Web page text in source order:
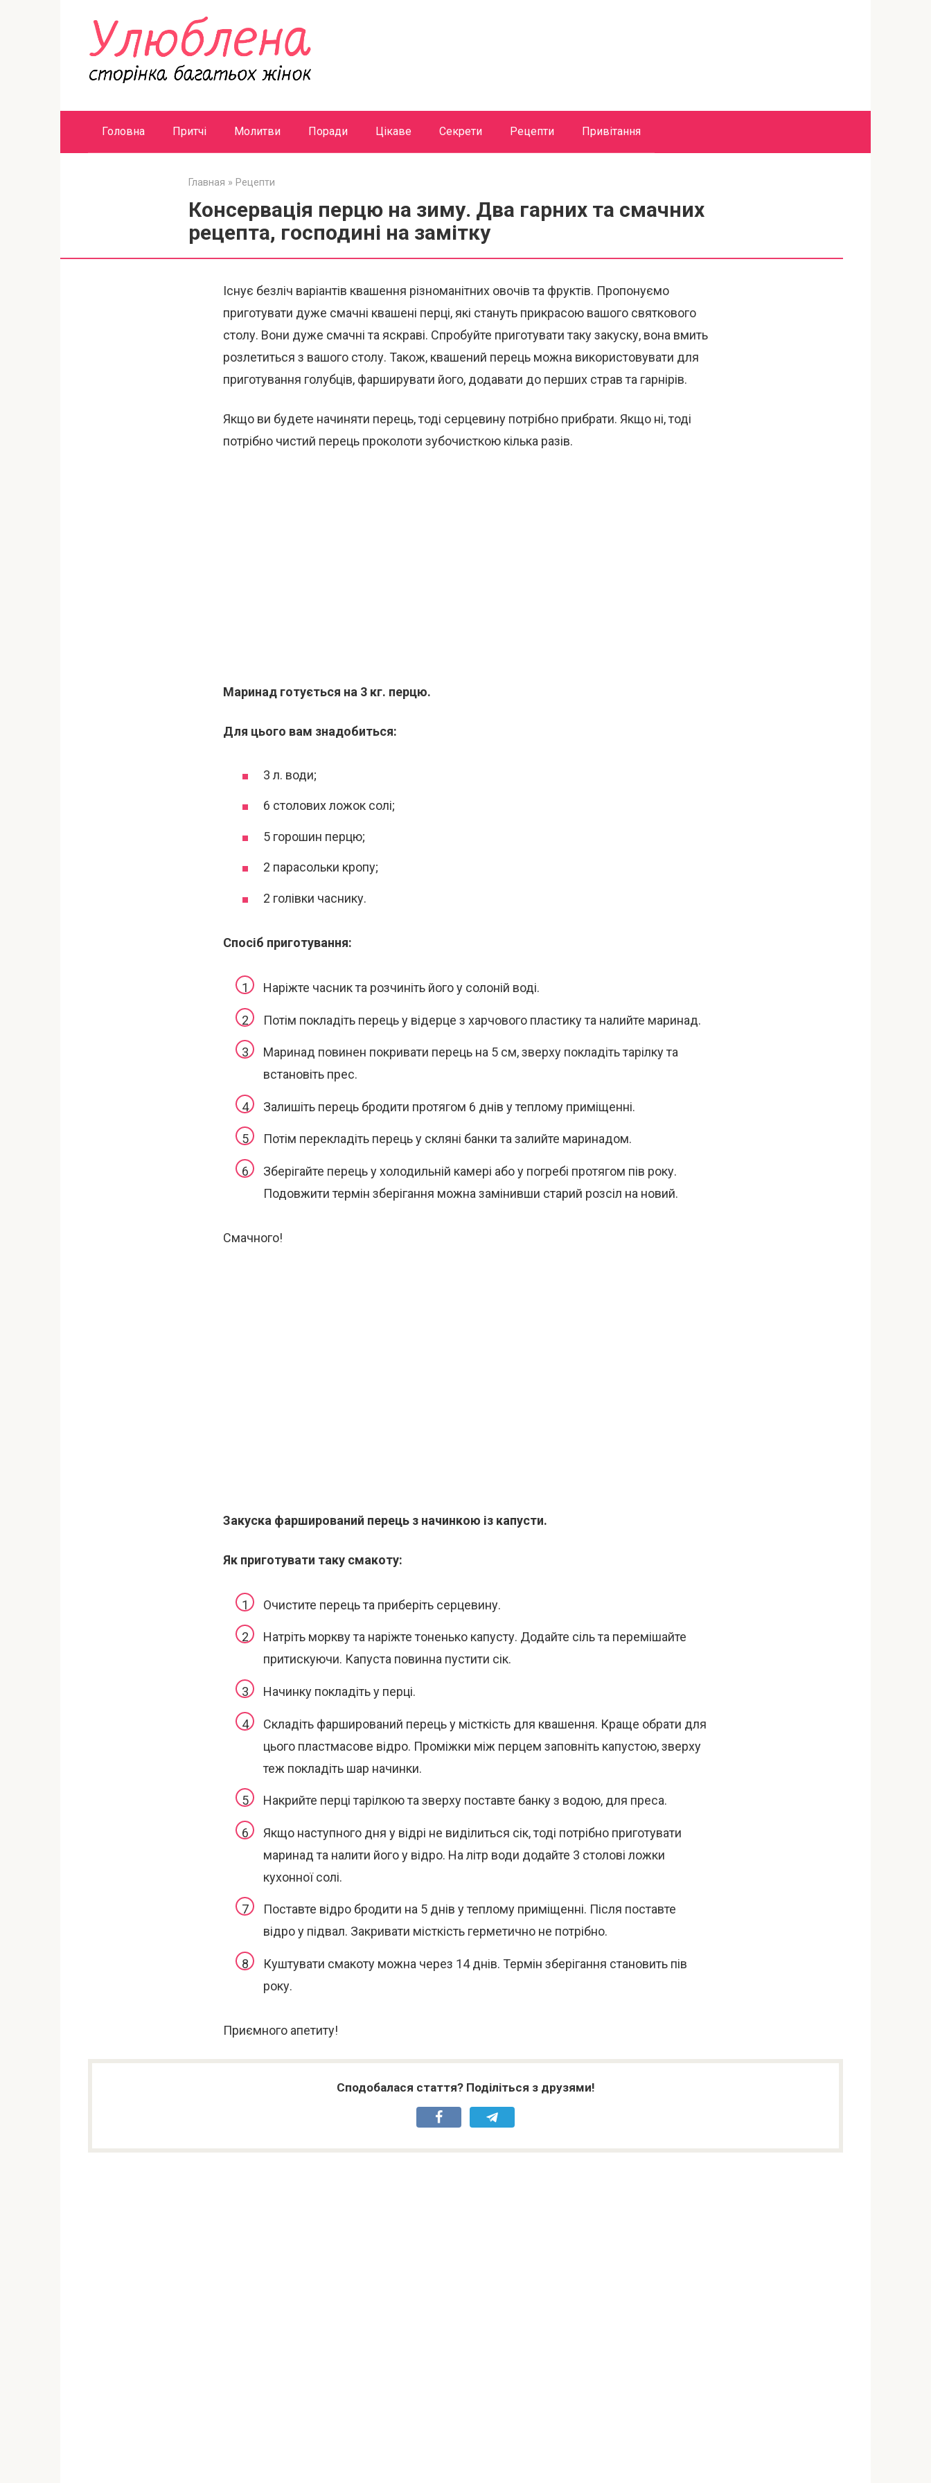
Головна Притчі Молитви Поради Цікаве Секрети Рецепти Привітання
Главная » Рецепти
Консервація перцю на зиму. Два гарних та смачних
рецепта, господині на замітку
Існує безліч варіантів квашення різноманітних овочів та фруктів. Пропонуємо
приготувати дуже смачні квашені перці, які стануть прикрасою вашого святкового
столу. Вони дуже смачні та яскраві. Спробуйте приготувати таку закуску, вона вмить
розлетиться з вашого столу. Також, квашений перець можна використовувати для
приготування голубців, фарширувати його, додавати до перших страв та гарнірів.
Якщо ви будете начиняти перець, тоді серцевину потрібно прибрати. Якщо ні, тоді
потрібно чистий перець проколоти зубочисткою кілька разів.
Маринад готується на 3 кг. перцю.
Для цього вам знадобиться:
3 л. води;
6 столових ложок солі;
5 горошин перцю;
2 парасольки кропу;
2 голівки часнику.
Спосіб приготування:
Наріжте часник та розчиніть його у солоній воді.
Потім покладіть перець у відерце з харчового пластику та налийте маринад.
Маринад повинен покривати перець на 5 см, зверху покладіть тарілку та
встановіть прес.
Залишіть перець бродити протягом 6 днів у теплому приміщенні.
Потім перекладіть перець у скляні банки та залийте маринадом.
Зберігайте перець у холодильній камері або у погребі протягом пів року.
Подовжити термін зберігання можна замінивши старий розсіл на новий.
Смачного!
Закуска фарширований перець з начинкою із капусти.
Як приготувати таку смакоту:
Очистите перець та приберіть серцевину.
Натріть моркву та наріжте тоненько капусту. Додайте сіль та перемішайте
притискуючи. Капуста повинна пустити сік.
Начинку покладіть у перці.
Складіть фарширований перець у місткість для квашення. Краще обрати для
цього пластмасове відро. Проміжки між перцем заповніть капустою, зверху
теж покладіть шар начинки.
Накрийте перці тарілкою та зверху поставте банку з водою, для преса.
Якщо наступного дня у відрі не виділиться сік, тоді потрібно приготувати
маринад та налити його у відро. На літр води додайте 3 столові ложки
кухонної солі.
Поставте відро бродити на 5 днів у теплому приміщенні. Після поставте
відро у підвал. Закривати місткість герметично не потрібно.
Куштувати смакоту можна через 14 днів. Термін зберігання становить пів
року.
Приємного апетиту!
Сподобалася стаття? Поділіться з друзями!